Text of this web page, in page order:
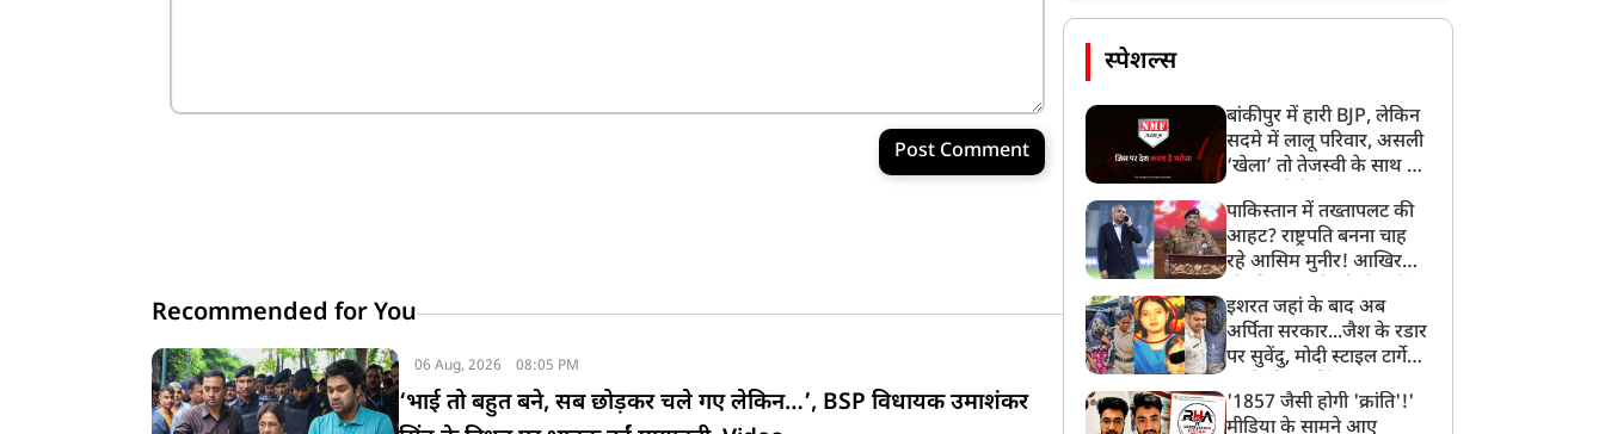
Post Comment
Recommended for You
06 Aug, 2026 08:05 PM
‘भाई तो बहुत बने, सब छोड़कर चले गए लेकिन…’, BSP विधायक उमाशंकर
स्पेशल्स
बांकीपुर में हारी BJP, लेकिन
सदमे में लालू परिवार, असली
‘खेला’ तो तेजस्वी के साथ हो
पाकिस्तान में तख्तापलट की
आहट? राष्ट्रपति बनना चाह
रहे आसिम मुनीर! आखिर
बनाया मोहरा?
इशरत जहां के बाद अब
अर्पिता सरकार...जैश के रडार
पर सुवेंदु, मोदी स्टाइल टार्गेट
बड़ा एक्शन!
'1857 जैसी होगी 'क्रांति'!'
मीडिया के सामने आए